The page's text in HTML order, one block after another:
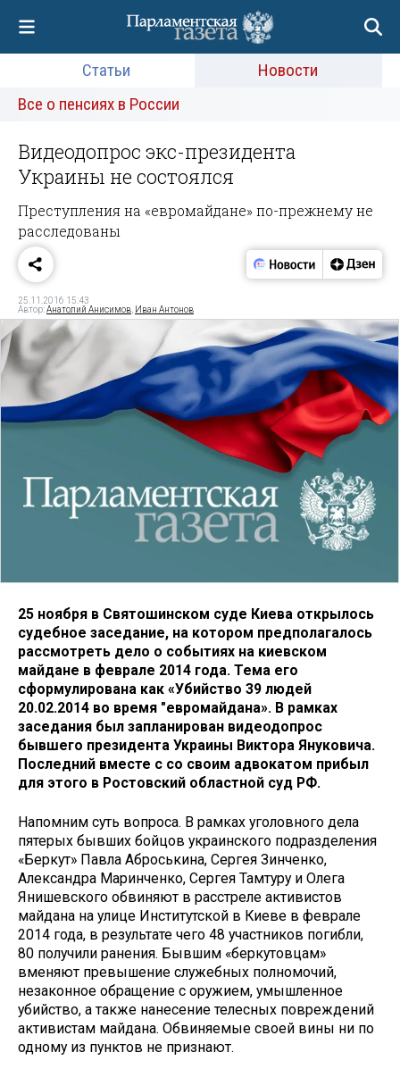
Статьи
Новости
Все о пенсиях в России
Видеодопрос экс-президента
Украины не состоялся
Преступления на «евромайдане» по-прежнему не
расследованы
25.11.2016 15:43
Автор:Анатолий Анисимов Иван Антонов
25 ноября в Святошинском суде Киева открылось
судебное заседание, на котором предполагалось
рассмотреть дело о событиях на киевском
майдане в феврале 2014 года. Тема его
сформулирована как «Убийство 39 людей
20.02.2014 во время "евромайдана». В рамках
заседания был запланирован видеодопрос
бывшего президента Украины Виктора Януковича.
Последний вместе с со своим адвокатом прибыл
для этого в Ростовский областной суд РФ.
Напомним суть вопроса. В рамках уголовного дела
пятерых бывших бойцов украинского подразделения
«Беркут» Павла Аброськина, Сергея Зинченко,
Александра Маринченко, Сергея Тамтуру и Олега
Янишевского обвиняют в расстреле активистов
майдана на улице Институтской в Киеве в феврале
2014 года, в результате чего 48 участников погибли,
80 получили ранения. Бывшим «беркутовцам»
вменяют превышение служебных полномочий,
незаконное обращение с оружием, умышленное
убийство, а также нанесение телесных повреждений
активистам майдана. Обвиняемые своей вины ни по
одному из пунктов не признают.